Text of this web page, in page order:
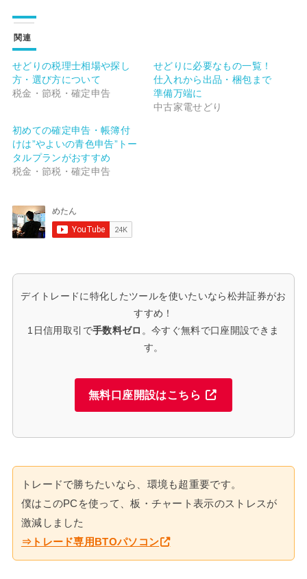
て
T
w
i
t
t
e
r
で
共
新
し
い
ウ
ィ
ン
ド
開
き
ま
す
)
有
す
る
に
は
ッ
ク
し
て
く
だ
さ
し
い
ウ
ィ
で
き
関連
せどりの税理士相場や探し
方・選び方について
税金・節税・確定申告
せどりに必要なもの一覧！
仕入れから出品・梱包まで
準備万端に
中古家電せどり
初めての確定申告・帳簿付
けは”やよいの青色申告”トー
タルプランがおすすめ
税金・節税・確定申告
デイトレードに特化したツールを使いたいなら松井証券がお
すすめ！
1日信用取引で手数料ゼロ 。今すぐ無料で口座開設できま
す。
無料口座開設はこちら
トレードで勝ちたいなら、環境も超重要です。
僕はこのPCを使って、板・チャート表示のストレスが
激減しました
⇒トレード専用BTOパソコン